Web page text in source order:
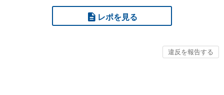
レポを見る